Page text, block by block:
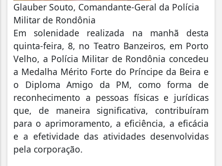
Glauber Souto, Comandante-Geral da Polícia
Militar de Rondônia
Em solenidade realizada na manhã desta
quinta-feira, 8, no Teatro Banzeiros, em Porto
Velho, a Polícia Militar de Rondônia concedeu
a Medalha Mérito Forte do Príncipe da Beira e
o Diploma Amigo da PM, como forma de
reconhecimento a pessoas físicas e jurídicas
que, de maneira significativa, contribuíram
para o aprimoramento, a eficiência, a eficácia
e a efetividade das atividades desenvolvidas
pela corporação.